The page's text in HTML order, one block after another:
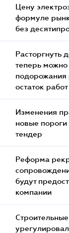
Цену
формуле
без
Расторгнуть
теперь можно
подорожания
остаток работ
Изменения
новые пороги
тендер
Реформа
будут
компании